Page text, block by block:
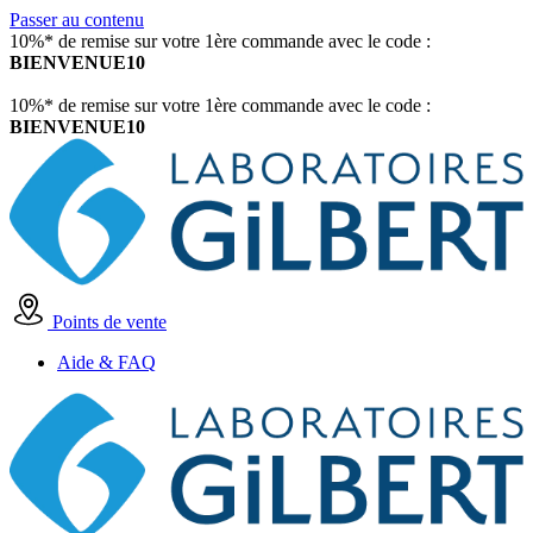
Passer au contenu
10%* de remise sur votre 1ère commande avec le code :
BIENVENUE10
10%* de remise sur votre 1ère commande avec le code :
BIENVENUE10
Points de vente
Aide & FAQ